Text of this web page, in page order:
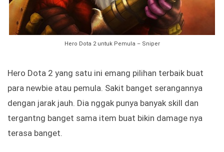
Hero Dota 2 untuk Pemula – Sniper
Hero Dota 2 yang satu ini emang pilihan terbaik buat
para newbie atau pemula. Sakit banget serangannya
dengan jarak jauh. Dia nggak punya banyak skill dan
tergantng banget sama item buat bikin damage nya
terasa banget.